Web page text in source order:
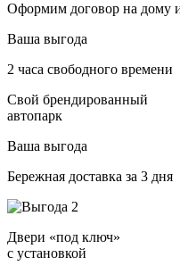
Оформим договор на дому
Ваша выгода
2 часа свободного времени
Свой брендированный
автопарк
Ваша выгода
Бережная доставка за 3 дня
Двери «под ключ»
с установкой